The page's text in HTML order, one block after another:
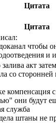
Цитата
Цитата
чтобы
и
акт
со сторонней
компенсация
они будут
служба
штаны не